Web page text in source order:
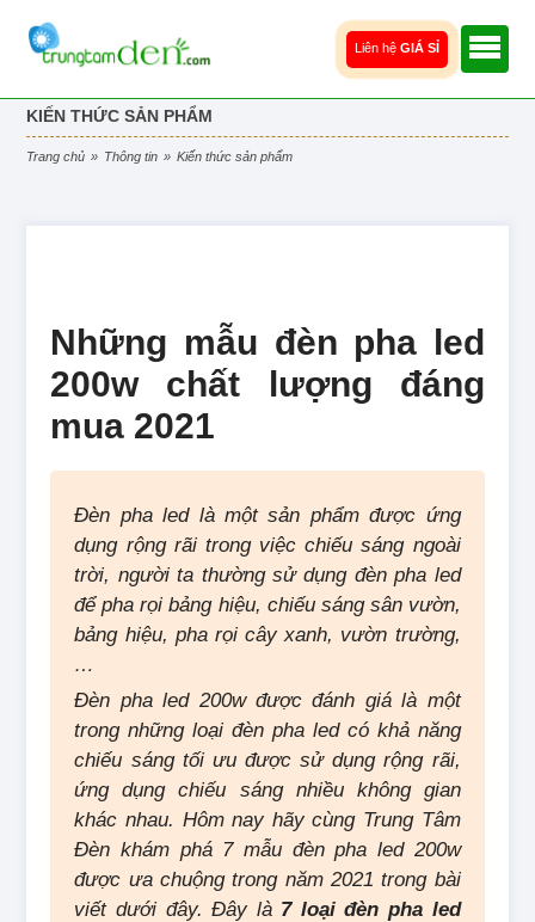
Liên hệ GIÁ SỈ
KIẾN THỨC SẢN PHẨM
trang chủ » thông tin » kiến thức sản phẩm
Những mẫu đèn pha led
200w chất lượng đáng
mua 2021
Đèn pha led là một sản phẩm được ứng
dụng rộng rãi trong việc chiếu sáng ngoài
trời, người ta thường sử dụng đèn pha led
để pha rọi bảng hiệu, chiếu sáng sân vườn,
bảng hiệu, pha rọi cây xanh, vườn trường,
…
Đèn pha led 200w được đánh giá là một
trong những loại đèn pha led có khả năng
chiếu sáng tối ưu được sử dụng rộng rãi,
ứng dụng chiếu sáng nhiều không gian
khác nhau. Hôm nay hãy cùng Trung Tâm
Đèn khám phá 7 mẫu đèn pha led 200w
được ưa chuộng trong năm 2021 trong bài
viết dưới đây. Đây là 7 loại đèn pha led